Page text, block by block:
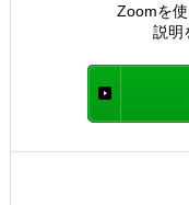
Zoomを
説明